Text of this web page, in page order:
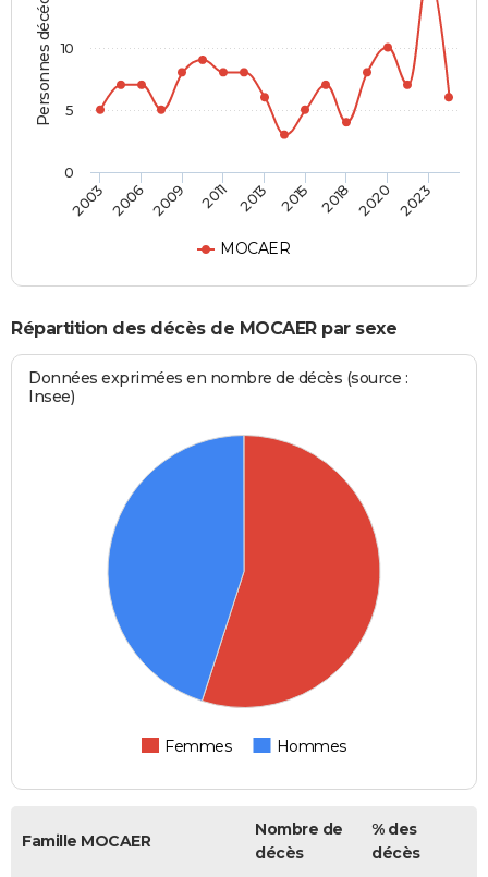
Personnes décédées
MOCAER
2003 2006 2009 2011 2013 2015 2018 2020 2023
0
5
10
Répartition des décès de MOCAER par sexe
Données exprimées en nombre de décès (source :
Insee)
Femmes Hommes
Famille MOCAER
Nombre de
décès
% des
décès